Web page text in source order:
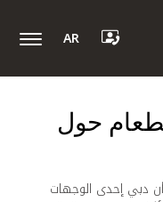
AR
حول
دبي إحدى الوجهات